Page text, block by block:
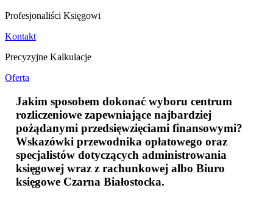
Profesjonaliści Księgowi
Kontakt
Precyzyjne Kalkulacje
Oferta
Jakim sposobem dokonać wyboru centrum
rozliczeniowe zapewniające najbardziej
pożądanymi przedsięwzięciami finansowymi?
Wskazówki przewodnika opłatowego oraz
specjalistów dotyczących administrowania
księgowej wraz z rachunkowej albo Biuro
księgowe Czarna Białostocka.